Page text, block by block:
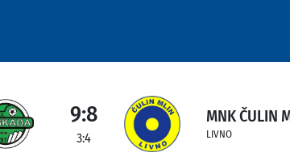
9:8
3:4
MNK ČULIN
LIVNO